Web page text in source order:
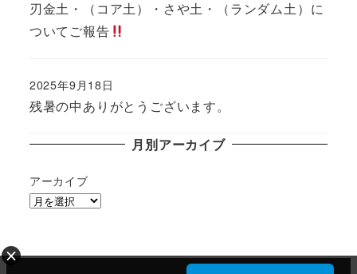
刃金土・（コア土）・さや土・（ランダム土）に
ついてご報告
残暑の中ありがとうございます。
投稿日
2025年9月18日
月別アーカイブ
アーカイブ